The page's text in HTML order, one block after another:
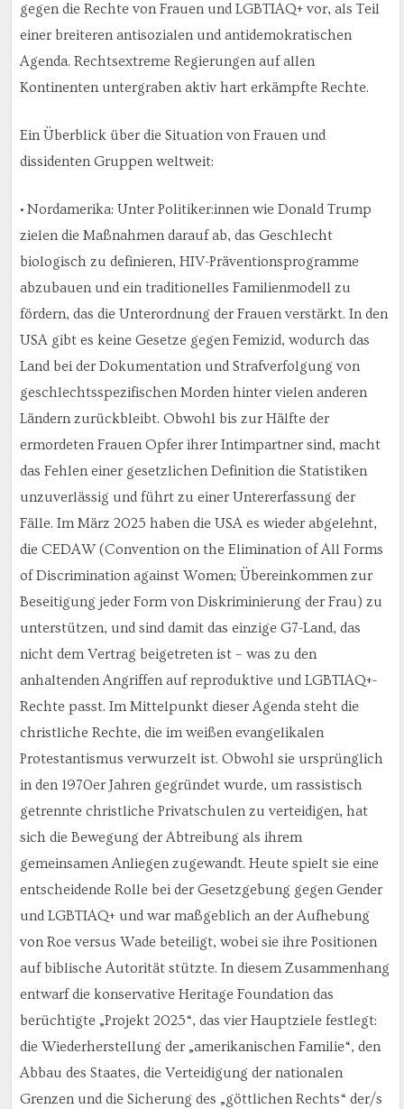
gegen die Rechte von Frauen und LGBTIAQ+ vor, als Teil
einer breiteren antisozialen und antidemokratischen
Agenda. Rechtsextreme Regierungen auf allen
Kontinenten untergraben aktiv hart erkämpfte Rechte.
Ein Überblick über die Situation von Frauen und
dissidenten Gruppen weltweit:
• Nordamerika: Unter Politiker:innen wie Donald Trump
zielen die Maßnahmen darauf ab, das Geschlecht
biologisch zu definieren, HIV-Präventionsprogramme
abzubauen und ein traditionelles Familienmodell zu
fördern, das die Unterordnung der Frauen verstärkt. In den
USA gibt es keine Gesetze gegen Femizid, wodurch das
Land bei der Dokumentation und Strafverfolgung von
geschlechtsspezifischen Morden hinter vielen anderen
Ländern zurückbleibt. Obwohl bis zur Hälfte der
ermordeten Frauen Opfer ihrer Intimpartner sind, macht
das Fehlen einer gesetzlichen Definition die Statistiken
unzuverlässig und führt zu einer Untererfassung der
Fälle. Im März 2025 haben die USA es wieder abgelehnt,
die CEDAW (Convention on the Elimination of All Forms
of Discrimination against Women; Übereinkommen zur
Beseitigung jeder Form von Diskriminierung der Frau) zu
unterstützen, und sind damit das einzige G7-Land, das
nicht dem Vertrag beigetreten ist – was zu den
anhaltenden Angriffen auf reproduktive und LGBTIAQ+-
Rechte passt. Im Mittelpunkt dieser Agenda steht die
christliche Rechte, die im weißen evangelikalen
Protestantismus verwurzelt ist. Obwohl sie ursprünglich
in den 1970er Jahren gegründet wurde, um rassistisch
getrennte christliche Privatschulen zu verteidigen, hat
sich die Bewegung der Abtreibung als ihrem
gemeinsamen Anliegen zugewandt. Heute spielt sie eine
entscheidende Rolle bei der Gesetzgebung gegen Gender
und LGBTIAQ+ und war maßgeblich an der Aufhebung
von Roe versus Wade beteiligt, wobei sie ihre Positionen
auf biblische Autorität stützte. In diesem Zusammenhang
entwarf die konservative Heritage Foundation das
berüchtigte „Projekt 2025“, das vier Hauptziele festlegt:
die Wiederherstellung der „amerikanischen Familie“, den
Abbau des Staates, die Verteidigung der nationalen
Grenzen und die Sicherung des „göttlichen Rechts“ der/s